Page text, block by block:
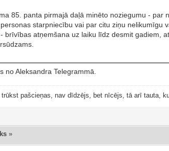
85. panta pirmajā daļā minēto noziegumu -
starpniecību vai par citu ziņu nelikumīgu
brīvības atņemšana uz laiku līdz desmit gadiem,
no Aleksandra Telegrammā.
pašcieņas, nav dīdzējs, bet nīcējs, tā arī tauta,
»